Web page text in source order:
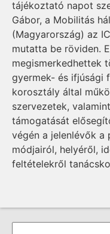
tájékoztató napot
Gábor, a Mobilitás
(Magyarország) az
mutatta be röviden.
megismerkedhettek
gyermek- és ifjúsági
korosztály által
szervezetek,
támogatását
végén a jelenlévők a
módjairól, helyéről,
feltételekről
Keresés űrlap
Keresés